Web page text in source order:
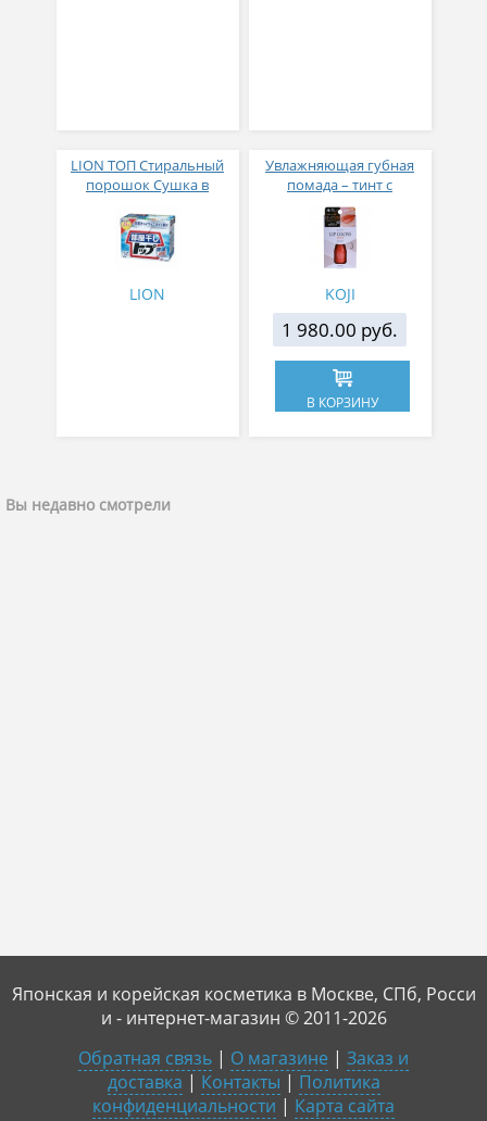
LION ТОП Стиральный
порошок Сушка в
гр
LION
Увлажняющая губная
помада – тинт с
аппликатором KOJI,
Красно-оранжевый
KOJI
1 980.00 руб.
В КОРЗИНУ
Вы недавно смотрели
Японская и корейская косметика в Москве, СПб, Росси
и - интернет-магазин © 2011-2026
Обратная связь | О магазине | Заказ и
доставка | Контакты | Политика
конфиденциальности | Карта сайта